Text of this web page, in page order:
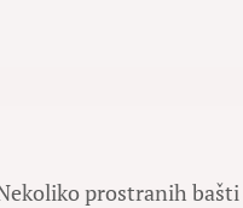
prostranih